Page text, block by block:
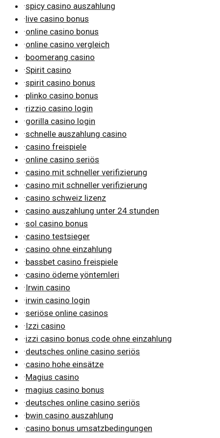
·spicy casino auszahlung
·live casino bonus
·online casino bonus
·online casino vergleich
·boomerang casino
·Spirit casino
·spirit casino bonus
·plinko casino bonus
·rizzio casino login
·gorilla casino login
·schnelle auszahlung casino
·casino freispiele
·online casino seriös
·casino mit schneller verifizierung
·casino mit schneller verifizierung
·casino schweiz lizenz
·casino auszahlung unter 24 stunden
·sol casino bonus
·casino testsieger
·casino ohne einzahlung
·bassbet casino freispiele
·casino ödeme yöntemleri
·Irwin casino
·irwin casino login
·seriöse online casinos
·Izzi casino
·izzi casino bonus code ohne einzahlung
·deutsches online casino seriös
·casino hohe einsätze
·Magius casino
·magius casino bonus
·deutsches online casino seriös
·bwin casino auszahlung
·casino bonus umsatzbedingungen